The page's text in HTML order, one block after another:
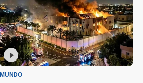
MUNDO